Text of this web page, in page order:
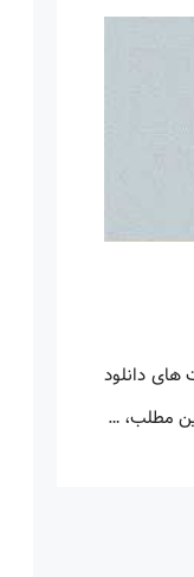
های دانلود
مطلب، …